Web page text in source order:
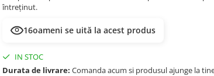
întreținut.
16oameni se uită la acest produs
IN STOC
Durata de livrare: Comanda acum si produsul ajunge la